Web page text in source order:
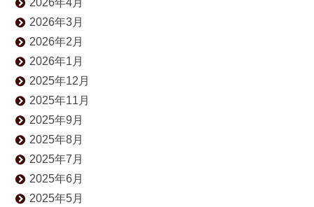
2026年4月
2026年3月
2026年2月
2026年1月
2025年12月
2025年11月
2025年9月
2025年8月
2025年7月
2025年6月
2025年5月